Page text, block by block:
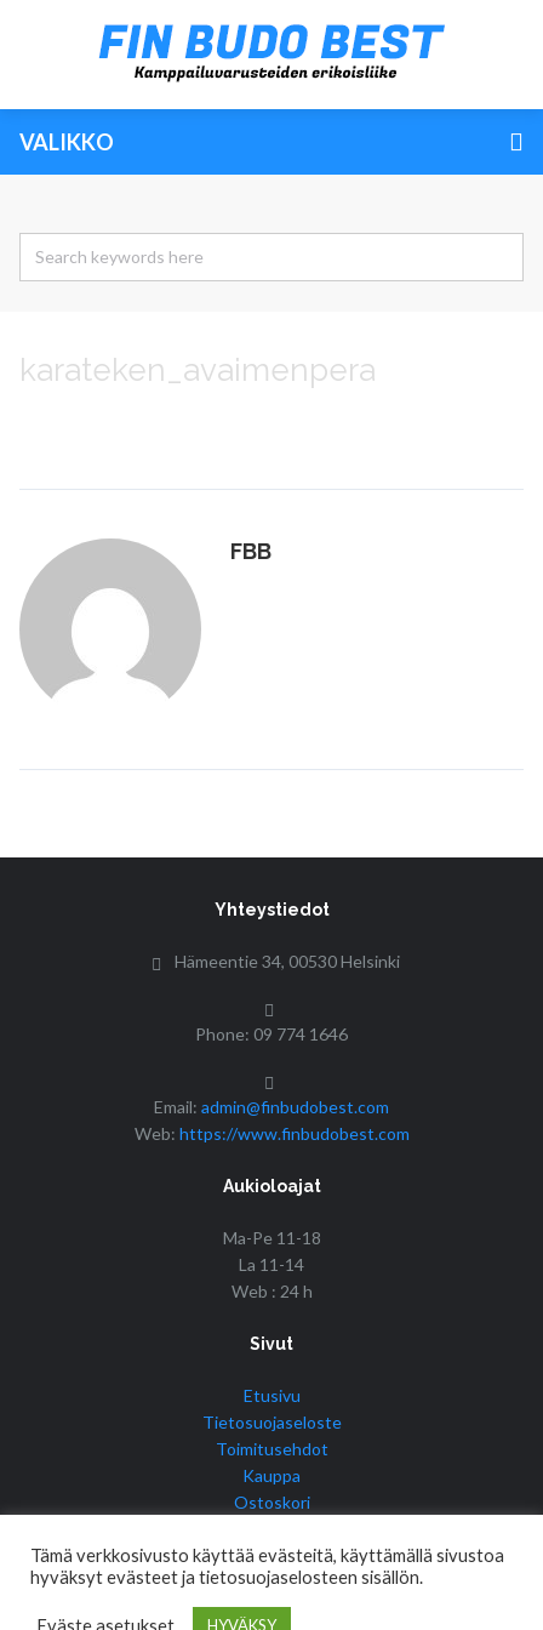
VALIKKO
karateken_avaimenpera
FBB
Yhteystiedot
Hämeentie 34, 00530 Helsinki
Phone: 09 774 1646
Email: admin@finbudobest.com
Web: https://www.finbudobest.com
Aukioloajat
Ma-Pe 11-18
La 11-14
Web : 24 h
Sivut
Etusivu
Tietosuojaseloste
Toimitusehdot
Kauppa
Ostoskori
Tämä verkkosivusto käyttää evästeitä, käyttämällä sivustoa
hyväksyt evästeet ja tietosuojaselosteen sisällön.
Eväste asetukset HYVÄKSY